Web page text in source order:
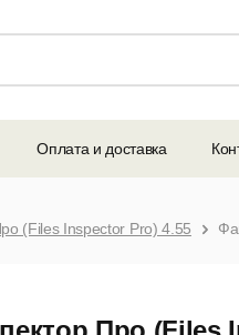
Оплата и доставка
(Files Inspector Pro) 4.55